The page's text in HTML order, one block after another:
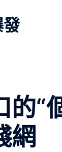
的“
網